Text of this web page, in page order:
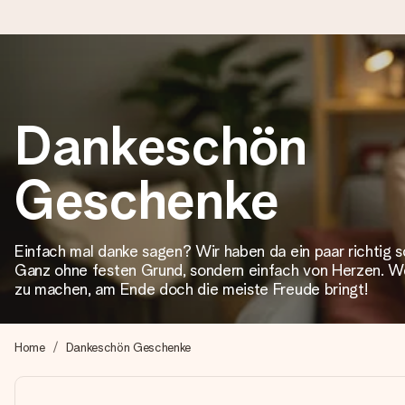
Heute bestellt, in 1 Werktag verschickt
Wir bereiten dein Geschenk sorgfältig vor und schicken es
4,8 (basierend auf +15.000 Bewertungen)
Unsere Geschenke begeistern. Kunden bewerten uns mit
Mit Liebe gemacht, im Handumdrehen
Erstelle etwas Einzigartiges in wenigen Schritten – mit
Dankeschön
Geschenke
Einfach mal danke sagen? Wir haben da ein paar richtig
Ganz ohne festen Grund, sondern einfach von Herzen.
zu machen, am Ende doch die meiste Freude bringt!
Home Dankeschön Geschenke